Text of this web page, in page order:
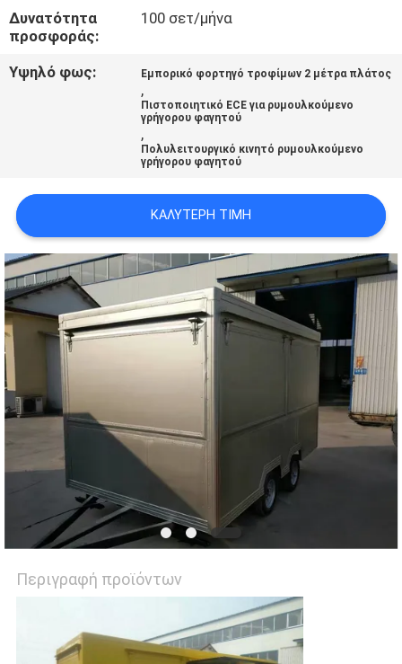
ΠΟΛΙΤΙΚΉ
ΑΠΟΡΡΉΤΟΥ
Δυνατότητα
προσφοράς:
100 σετ/μήνα
Υψηλό φως: Εμπορικό φορτηγό τροφίμων 2 μέτρα πλάτος
,
Πιστοποιητικό ECE για ρυμουλκούμενο
γρήγορου φαγητού
,
Πολυλειτουργικό κινητό ρυμουλκούμενο
γρήγορου φαγητού
ΚΑΛΎΤΕΡΗ ΤΙΜΉ
Περιγραφή προϊόντων